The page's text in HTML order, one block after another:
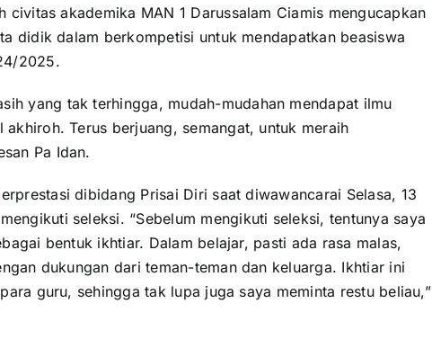
civitas akademika MAN 1 Darussalam Ciamis mengucapkan
didik dalam berkompetisi untuk mendapatkan beasiswa
2025.
yang tak terhingga, mudah-mudahan mendapat ilmu
Terus berjuang, semangat, untuk meraih
Pa Idan.
dibidang Prisai Diri saat diwawancarai Selasa, 13
seleksi. “Sebelum mengikuti seleksi, tentunya saya
bentuk ikhtiar. Dalam belajar, pasti ada rasa malas,
dukungan dari teman-teman dan keluarga. Ikhtiar ini
guru, sehingga tak lupa juga saya meminta restu beliau,”